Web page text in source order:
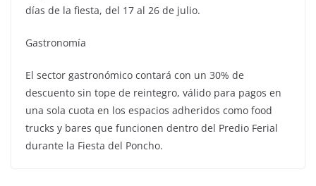
días de la fiesta, del 17 al 26 de julio.
Gastronomía
El sector gastronómico contará con un 30% de
descuento sin tope de reintegro, válido para pagos en
una sola cuota en los espacios adheridos como food
trucks y bares que funcionen dentro del Predio Ferial
durante la Fiesta del Poncho.